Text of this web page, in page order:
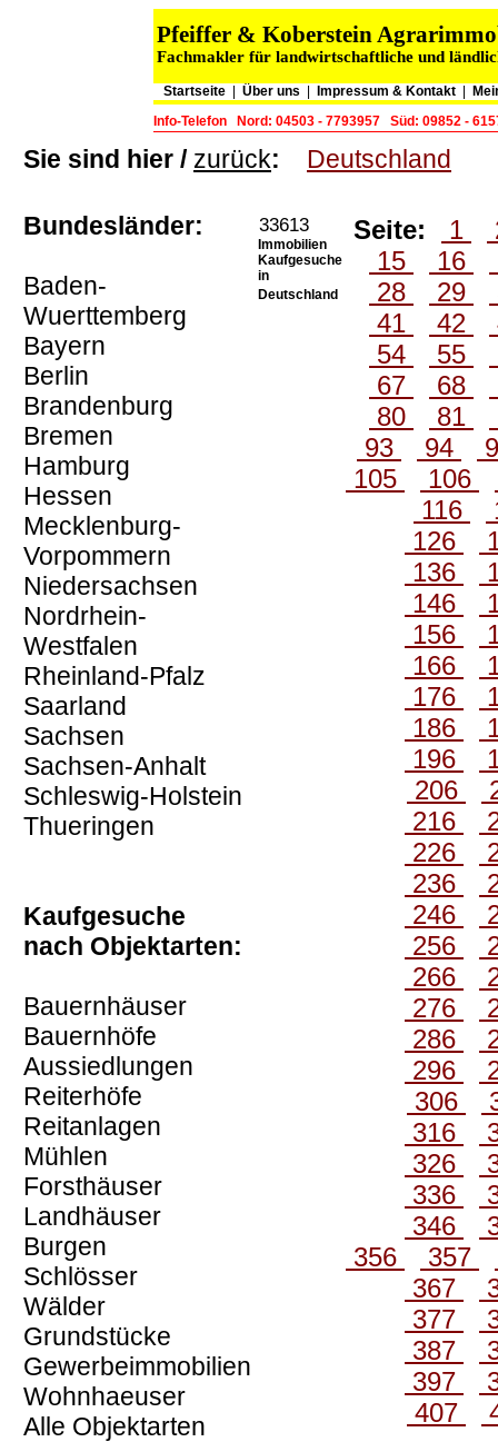
Pfeiffer & Koberstein
Fachmakler für landwirtschaftliche und
Startseite Über uns Impressum & Kontakt
Info-Telefon
Nord: 04503 - 7793957 Süd: 09852 -
Sie sind hier / zurück: Deutschland
Bundesländer:
Baden-
Wuerttemberg
Bayern
Berlin
Brandenburg
Bremen
Hamburg
Hessen
Mecklenburg-
Vorpommern
Niedersachsen
Nordrhein-
Westfalen
Rheinland-Pfalz
Saarland
Sachsen
Sachsen-Anhalt
Schleswig-Holstein
Thueringen
Kaufgesuche
nach Objektarten:
Bauernhäuser
Bauernhöfe
Aussiedlungen
Reiterhöfe
Reitanlagen
Mühlen
Forsthäuser
Landhäuser
Burgen
Schlösser
Wälder
Grundstücke
Gewerbeimmobilien
Wohnhaeuser
Alle Objektarten
33613
Immobilien
Kaufgesuche
in
Deutschland
Seite: 1
15
16
28
29
41
42
54
55
67
68
80
81
93
94
105
106
116
126
136
146
156
166
176
186
196
206
216
226
236
246
256
266
276
286
296
306
316
326
336
346
356
357
367
377
387
397
407